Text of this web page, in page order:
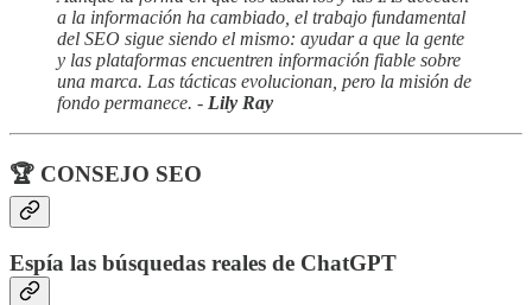
a la información ha cambiado, el trabajo fundamental
del SEO sigue siendo el mismo: ayudar a que la gente
y las plataformas encuentren información fiable sobre
una marca. Las tácticas evolucionan, pero la misión de
fondo permanece. - Lily Ray
🏆 CONSEJO SEO
Espía las búsquedas reales de ChatGPT